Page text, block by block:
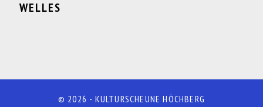
WELLES
© 2026 - KULTURSCHEUNE HÖCHBERG